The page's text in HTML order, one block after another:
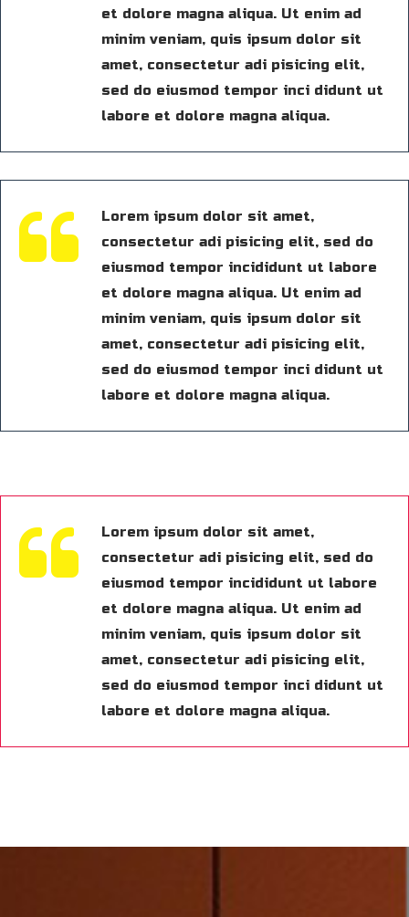
et dolore magna aliqua. Ut enim ad
minim veniam, quis ipsum dolor sit
amet, consectetur adi pisicing elit,
sed do eiusmod tempor inci didunt ut
labore et dolore magna aliqua.
Lorem ipsum dolor sit amet,
consectetur adi pisicing elit, sed do
eiusmod tempor incididunt ut labore
et dolore magna aliqua. Ut enim ad
minim veniam, quis ipsum dolor sit
amet, consectetur adi pisicing elit,
sed do eiusmod tempor inci didunt ut
labore et dolore magna aliqua.
Lorem ipsum dolor sit amet,
consectetur adi pisicing elit, sed do
eiusmod tempor incididunt ut labore
et dolore magna aliqua. Ut enim ad
minim veniam, quis ipsum dolor sit
amet, consectetur adi pisicing elit,
sed do eiusmod tempor inci didunt ut
labore et dolore magna aliqua.